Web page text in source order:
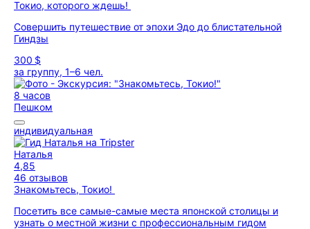
Токио, которого ждешь!
Совершить путешествие от эпохи Эдо до блистательной
Гиндзы
300 $
за группу, 1–6 чел.
8 часов
Пешком
индивидуальная
Наталья
4,85
46 отзывов
Знакомьтесь, Токио!
Посетить все самые-самые места японской столицы и
узнать о местной жизни с профессиональным гидом